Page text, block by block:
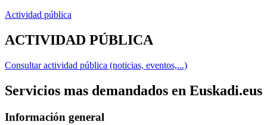
Actividad pública
ACTIVIDAD PÚBLICA
Consultar actividad pública (noticias, eventos,...)
Servicios mas demandados en Euskadi.eus
Información general